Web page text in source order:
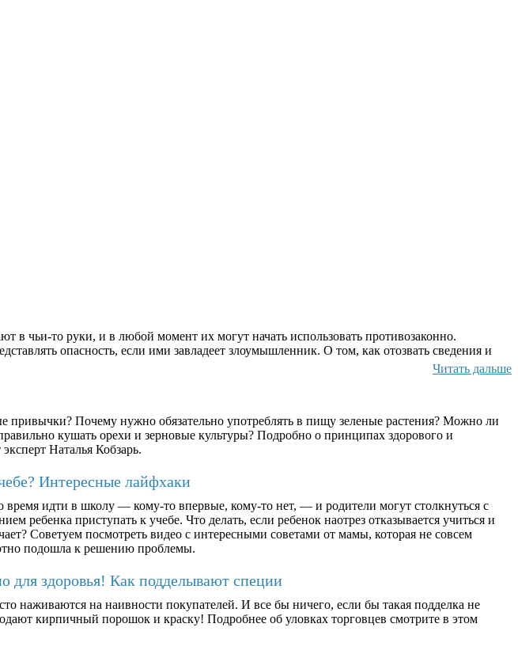
чьи-то руки, и в любой момент их могут начать использовать противозаконно.
опасность, если ими завладеет злоумышленник. О том, как отозвать сведения и
Читать дальше
привычки? Почему нужно обязательно употреблять в пищу зеленые растения? Можно ли
кушать орехи и зерновые культуры? Подробно о принципах здорового и
Наталья Кобзарь.
Интересные лайфхаки
время идти в школу — кому-то впервые, кому-то нет, — и родители могут столкнуться с
ребенка приступать к учебе. Что делать, если ребенок наотрез отказывается учиться и
Советуем посмотреть видео с интересными советами от мамы, которая не совсем
подошла к решению проблемы.
для здоровья! Как подделывают специи
наживаются на наивности покупателей. И все бы ничего, если бы такая подделка не
кирпичный порошок и краску! Подробнее об уловках торговцев смотрите в этом